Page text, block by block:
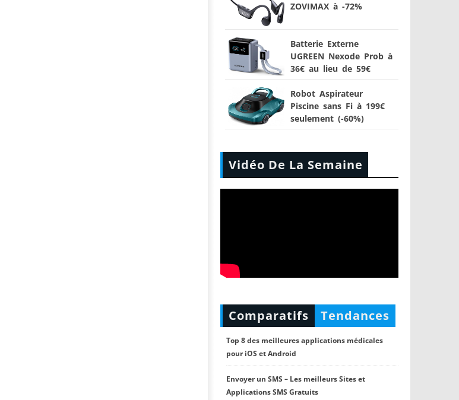
ZOVIMAX à -72%
Batterie Externe
UGREEN Nexode Prob à
36€ au lieu de 59€
Robot Aspirateur
Piscine sans Fi à 199€
seulement (-60%)
Vidéo De La Semaine
Comparatifs Tendances
Top 8 des meilleures applications médicales
pour iOS et Android
Envoyer un SMS – Les meilleurs Sites et
Applications SMS Gratuits